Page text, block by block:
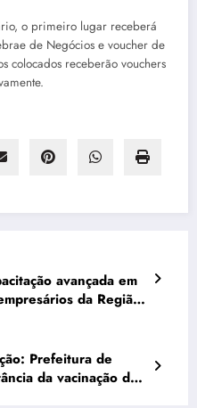
o primeiro lugar receberá
de Negócios e voucher de
colocados receberão vouchers
avançada em
da Região
Prefeitura de
da vacinação de